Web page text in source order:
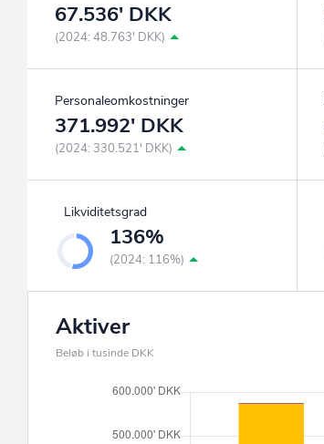
67.536' DKK
(2024: 48.763' DKK)
Personaleomkostninger
371.992' DKK
(2024: 330.521' DKK)
Likviditetsgrad
136%
(2024: 116%)
Aktiver
Beløb i tusinde DKK